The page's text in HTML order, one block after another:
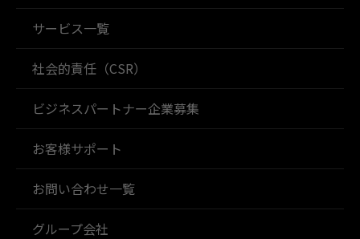
サービス一覧
社会的責任（CSR）
ビジネスパートナー企業募集
お客様サポート
お問い合わせ一覧
グループ会社